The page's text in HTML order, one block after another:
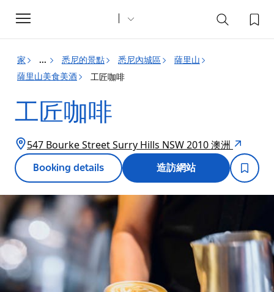
Toggle
navigation
家 ... 悉尼的景點 悉尼內城區
薩里山
薩里山美食美酒
工匠咖啡
工匠咖啡
547 Bourke Street Surry Hills NSW 2010 澳洲
Booking details 造訪網站